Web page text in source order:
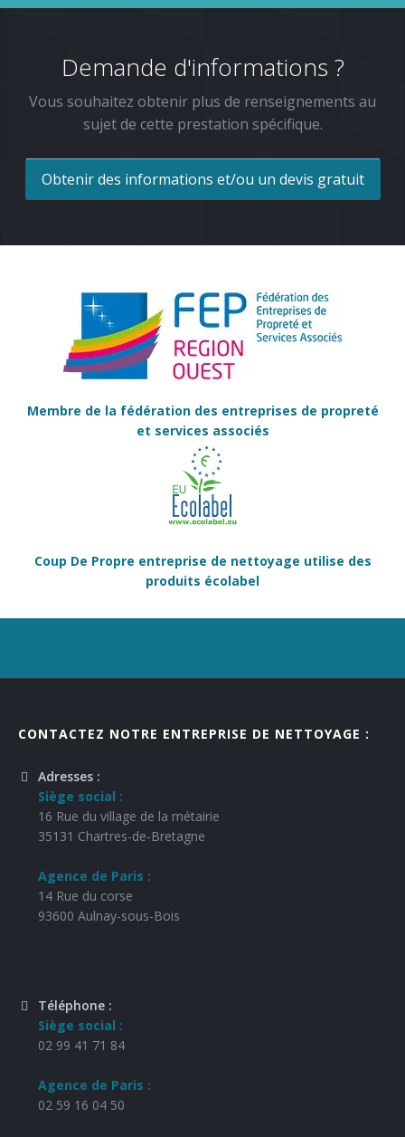
Demande d'informations ?
Vous souhaitez obtenir plus de renseignements au
sujet de cette prestation spécifique.
Obtenir des informations et/ou un devis gratuit
Membre de la fédération des entreprises de propreté
et services associés
Coup De Propre entreprise de nettoyage utilise des
produits écolabel
CONTACTEZ NOTRE ENTREPRISE DE NETTOYAGE :
Adresses :
Siège social :
16 Rue du village de la métairie
35131 Chartres-de-Bretagne
Agence de Paris :
14 Rue du corse
93600 Aulnay-sous-Bois
Téléphone :
Siège social :
02 99 41 71 84
Agence de Paris :
02 59 16 04 50